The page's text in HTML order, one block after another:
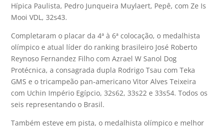
Hípica Paulista, Pedro Junqueira Muylaert, Pepê, com Ze Is
Mooi VDL, 32s43.
Completaram o placar da 4ª à 6ª colocação, o medalhista
olímpico e atual líder do ranking brasileiro José Roberto
Reynoso Fernandez Filho com Azrael W Sanol Dog
Protécnica, a consagrada dupla Rodrigo Tsau com Teka
GMS e o tricampeão pan-americano Vitor Alves Teixeira
com Uchin Império Egípcio, 32s62, 33s22 e 33s54. Todos os
seis representando o Brasil.
Também esteve em pista, o medalhista olímpico e melhor